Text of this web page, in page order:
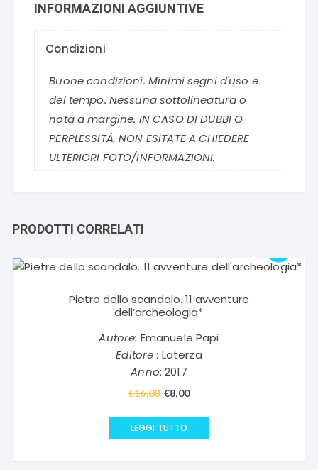
INFORMAZIONI AGGIUNTIVE
Condizioni
Buone condizioni. Minimi segni d'uso e
del tempo. Nessuna sottolineatura o
nota a margine. IN CASO DI DUBBI O
PERPLESSITÀ, NON ESITATE A CHIEDERE
ULTERIORI FOTO/INFORMAZIONI.
PRODOTTI CORRELATI
Pietre dello scandalo. 11 avventure
dell’archeologia*
Autore: Emanuele Papi
Editore: Laterza
Anno: 2017
€16,00 Il
originale
€8,00Il
LEGGI TUTTO